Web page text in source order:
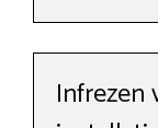
Infrezen